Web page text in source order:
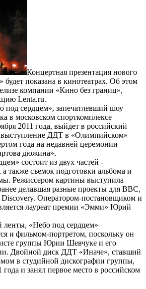
Концертная презентация нового
показана в кинотеатрах. Об этом
компании «Кино без границ»,
Lenta.ru.
под сердцем», запечатлевший шоу
в московском спорткомплексе
2011 года, выйдет в российский
выступление ДДТ в «Олимпийском»
года на недавней церемонии
дюжина».
состоит из двух частей -
а также съемок подготовки альбома и
Режиссером картины выступила
делавшая разные проекты для BBC,
Оператором-постановщиком и
лауреат премии «Эмми» Юрий
ленты, «Небо под сердцем»
и фильмом-портретом, поскольку он
группы Юрии Шевчуке и его
Двойной диск ДДТ «Иначе», ставший
в студийной дискографии группы,
и занял первое место в российском